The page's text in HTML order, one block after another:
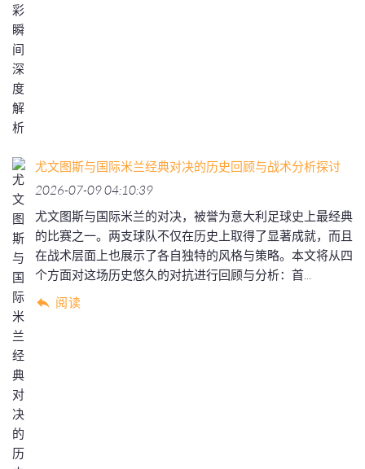
尤文图斯与国际米兰经典对决的历史回顾与战术分析探讨
2026-07-09 04:10:39
尤文图斯与国际米兰的对决，被誉为意大利足球史上最经典
的比赛之一。两支球队不仅在历史上取得了显著成就，而且
在战术层面上也展示了各自独特的风格与策略。本文将从四
个方面对这场历史悠久的对抗进行回顾与分析：首...
阅读